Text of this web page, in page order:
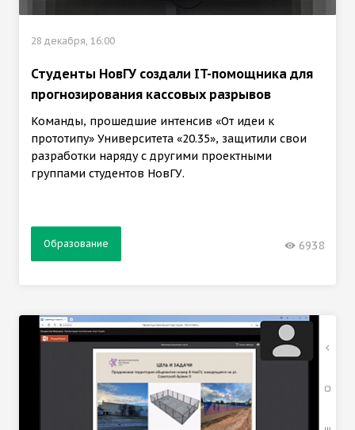
28 декабря, 16:00
Студенты НовГУ создали IT-помощника для
прогнозирования кассовых разрывов
Команды, прошедшие интенсив «От идеи к
прототипу» Университета «20.35», защитили свои
разработки наряду с другими проектными
группами студентов НовГУ.
Образование 6938